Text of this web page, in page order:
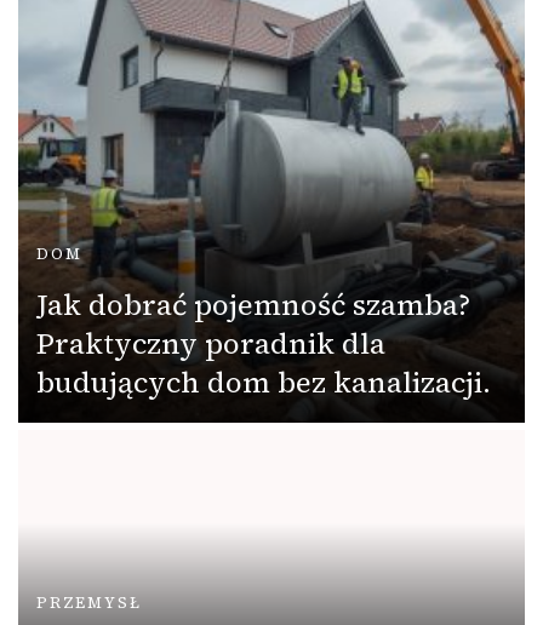
DOM
Jak dobrać pojemność szamba?
Praktyczny poradnik dla
budujących dom bez kanalizacji.
PRZEMYSŁ